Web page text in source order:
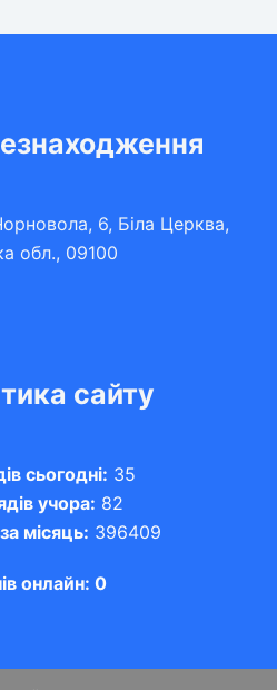
6, Біла Церква,
обл., 09100
сайту
сьогодні: 35
учора: 82
місяць: 396409
онлайн: 0